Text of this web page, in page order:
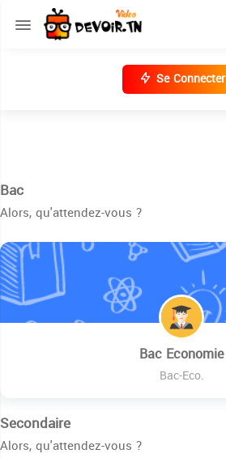
Se Connecter
Bac
Alors, qu'attendez-vous ?
Bac Economie
Bac-Eco.
Secondaire
Alors, qu'attendez-vous ?